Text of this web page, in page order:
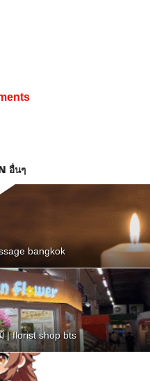
อื่นๆ
bangkok
| florist shop bts